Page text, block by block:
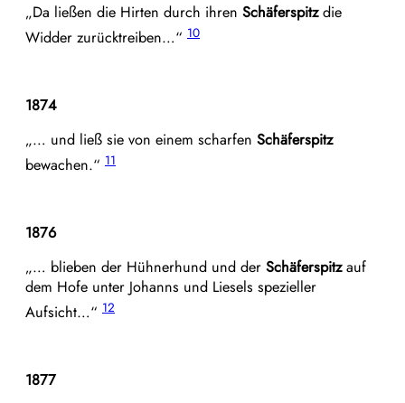
„Da ließen die Hirten durch ihren Schäferspitzdie
Widder zurücktreiben…“ 10
1874
„… und ließ sie von einem scharfen Schäferspitz
bewachen.“ 11
1876
„… blieben der Hühnerhund und der Schäferspitzauf
dem Hofe unter Johanns und Liesels spezieller
Aufsicht…“ 12
1877